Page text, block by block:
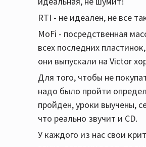
Старайтесь не покупать
Чехии и шансов попасть на
RTI - не идеален, не все
MoFi - посредственная
всех последних
они выпускали на Victor
Для того, чтобы не
надо было пройти
пройден, уроки выучены,
что реально звучит и CD.
У каждого из нас свои